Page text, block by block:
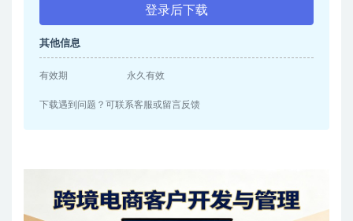
登录后下载
其他信息
有效期 永久有效
下载遇到问题？可联系客服或留言反馈